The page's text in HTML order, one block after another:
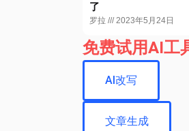
了
罗拉 2023年5月24日
免费试用AI工
AI改写
文章生成